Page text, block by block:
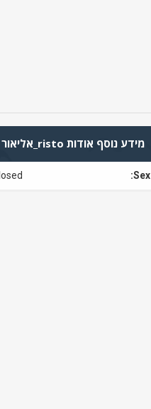
מידע נוסף אודות risto_אליאור
Sex: